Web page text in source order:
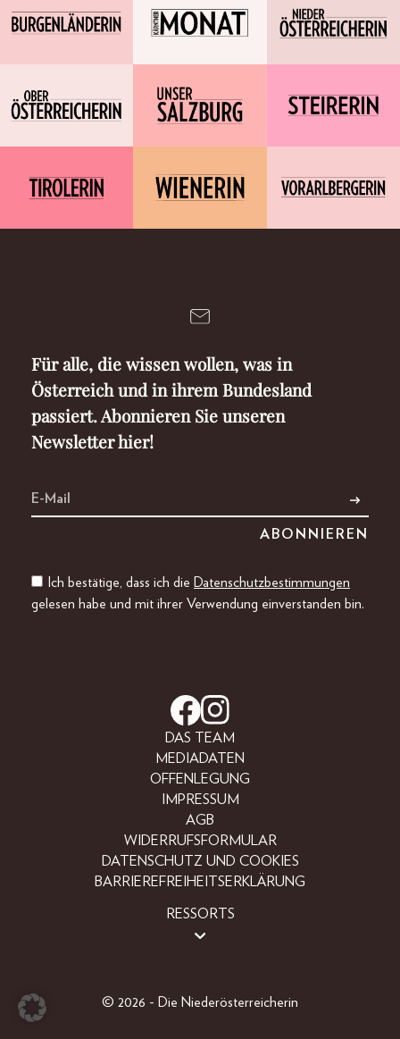
Für alle, die wissen wollen, was in
Österreich und in ihrem Bundesland
passiert. Abonnieren Sie unseren
Newsletter hier!
Ich bestätige, dass ich die Datenschutzbestimmungen
gelesen habe und mit ihrer Verwendung einverstanden bin.
DAS TEAM
MEDIADATEN
OFFENLEGUNG
IMPRESSUM
AGB
WIDERRUFSFORMULAR
DATENSCHUTZ UND COOKIES
BARRIEREFREIHEITSERKLÄRUNG
RESSORTS
© 2026 - Die Niederösterreicherin